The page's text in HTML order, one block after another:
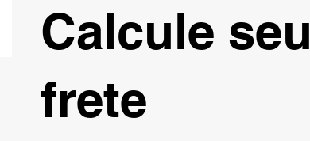
Calcule seu
frete